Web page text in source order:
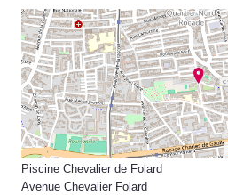
Piscine Chevalier de Folard
Avenue Chevalier Folard